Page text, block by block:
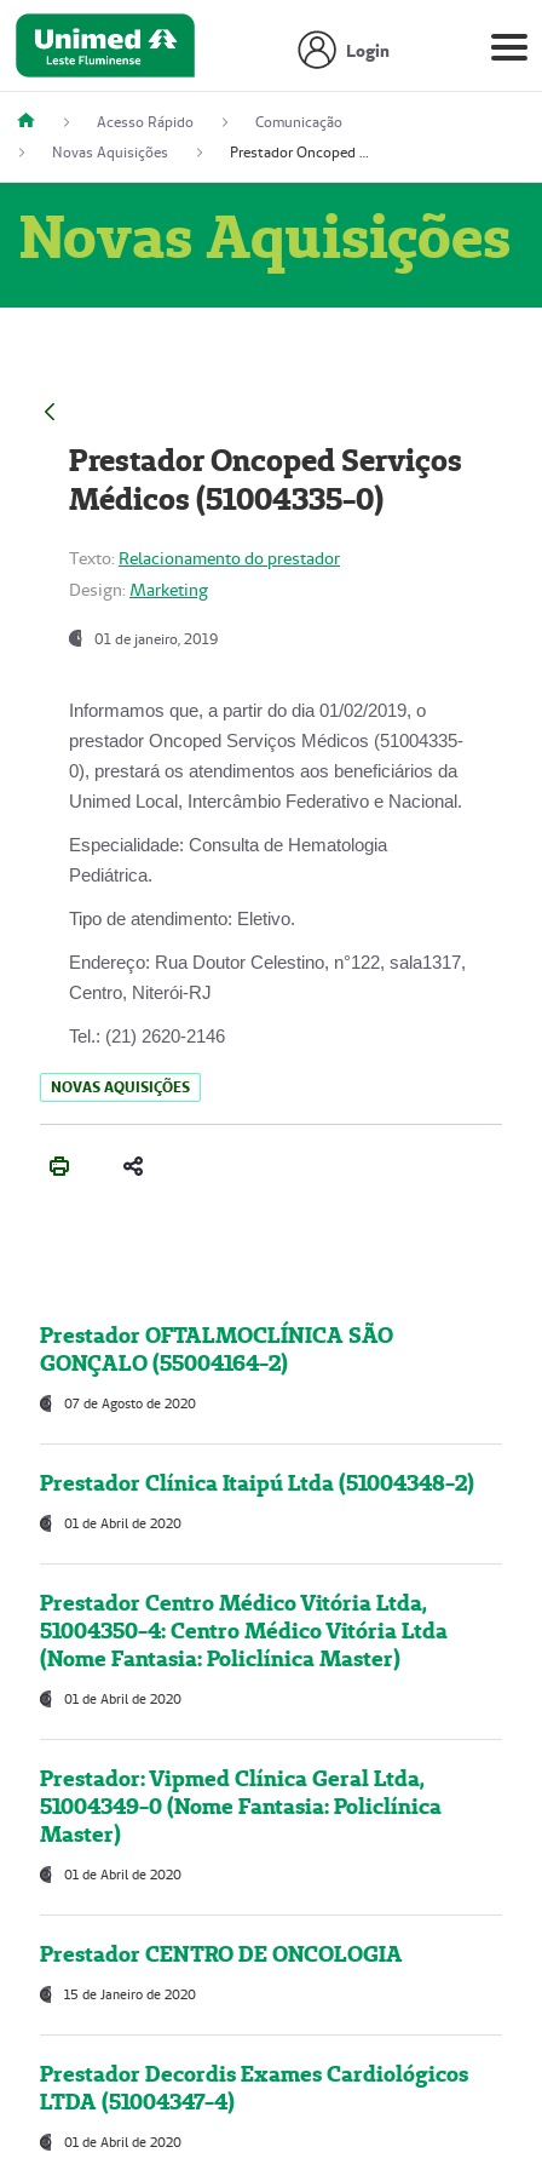
Login
Acesso Rápido
Comunicação
Novas Aquisições
Prestador Oncoped Serviços Médicos (51004335-0)
Novas Aquisições
Prestador Oncoped Serviços
Médicos (51004335-0)
Texto: Relacionamento do prestador
Design: Marketing
01 de janeiro, 2019
Informamos que, a partir do dia 01/02/2019, o
prestador Oncoped Serviços Médicos (51004335-
0), prestará os atendimentos aos beneficiários da
Unimed Local, Intercâmbio Federativo e Nacional.
Especialidade: Consulta de Hematologia
Pediátrica.
Tipo de atendimento: Eletivo.
Endereço: Rua Doutor Celestino, n°122, sala1317,
Centro, Niterói-RJ
Tel.: (21) 2620-2146
NOVAS AQUISIÇÕES
Prestador OFTALMOCLÍNICA SÃO
GONÇALO (55004164-2)
07 de Agosto de 2020
Prestador Clínica Itaipú Ltda (51004348-2)
01 de Abril de 2020
Prestador Centro Médico Vitória Ltda,
51004350-4: Centro Médico Vitória Ltda
(Nome Fantasia: Policlínica Master)
01 de Abril de 2020
Prestador: Vipmed Clínica Geral Ltda,
51004349-0 (Nome Fantasia: Policlínica
Master)
01 de Abril de 2020
Prestador CENTRO DE ONCOLOGIA
15 de Janeiro de 2020
Prestador Decordis Exames Cardiológicos
LTDA (51004347-4)
01 de Abril de 2020